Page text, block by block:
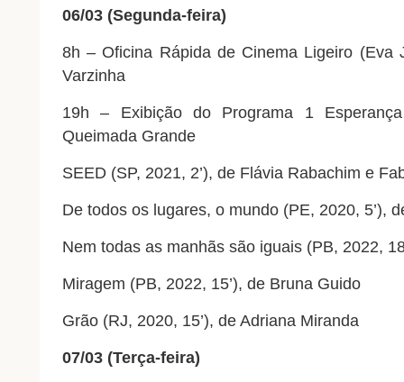
06/03 (Segunda-feira)
8h – Oficina Rápida de Cinema Ligeiro (Eva
Varzinha
19h – Exibição do Programa 1
Queimada Grande
SEED (SP, 2021, 2’), de Flávia Rabachim e
De todos os lugares, o mundo (PE, 2020, 5’),
Nem todas as manhãs são iguais (PB, 2022,
Miragem (PB, 2022, 15’), de Bruna Guido
Grão (RJ, 2020, 15’), de Adriana Miranda
07/03 (Terça-feira)